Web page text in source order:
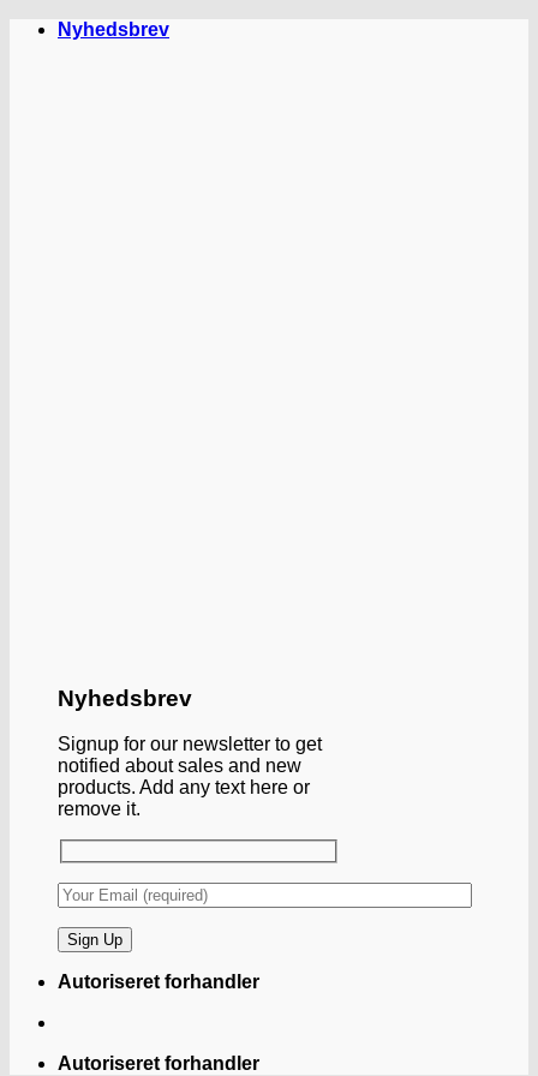
FortsætNyhedsbrev
Nyhedsbrev
Signup for our newsletter to get
notified about sales and new
products. Add any text here or
remove it.
Autoriseret forhandler
Autoriseret forhandler